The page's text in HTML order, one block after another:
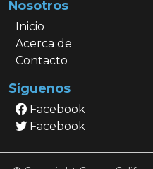
Nosotros
Inicio
Acerca de
Contacto
Síguenos
Facebook
Facebook